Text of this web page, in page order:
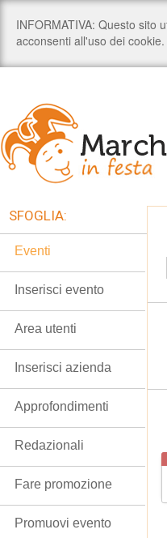
SFOGLIA:
Eventi
Inserisci evento
Area utenti
Inserisci azienda
Approfondimenti
Redazionali
Fare promozione
Promuovi evento